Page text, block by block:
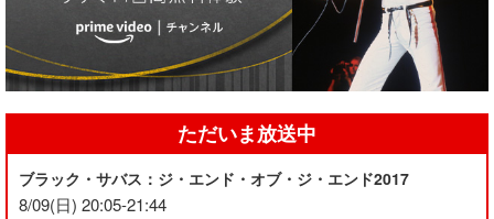
ただいま放送中
ブラック・サバス：ジ・エンド・オブ・ジ・エンド2017
8/09(日) 20:05-21:44